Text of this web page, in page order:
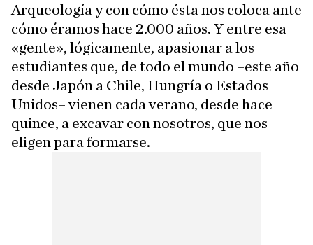
Arqueología y con cómo ésta nos coloca ante
cómo éramos hace 2.000 años. Y entre esa
«gente», lógicamente, apasionar a los
estudiantes que, de todo el mundo –este año
desde Japón a Chile, Hungría o Estados
Unidos– vienen cada verano, desde hace
quince, a excavar con nosotros, que nos
eligen para formarse.